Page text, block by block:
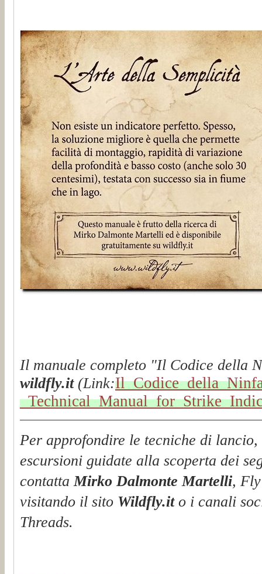
Il manuale completo "Il Codice della
wildfly.it(Link:
Per approfondire le tecniche di
escursioni guidate alla scoperta dei
contatta Mirko Dalmonte Martelli,
visitando il sito Wildfly.ito i canali
Threads.